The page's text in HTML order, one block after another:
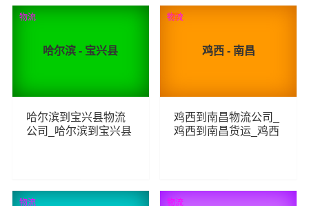
230 查看详细 288 查看详细
哈尔滨 - 宝兴县
哈尔滨到宝兴县物流
公司_哈尔滨到宝兴县
151 查看详细
物流
鸡西 - 南昌
鸡西到南昌物流公司_
鸡西到南昌货运_鸡西
331 查看详细
物流
荐
物流 物流